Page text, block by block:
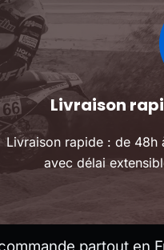
Livraison
Livraison rapide : de 48h
avec délai
partout en